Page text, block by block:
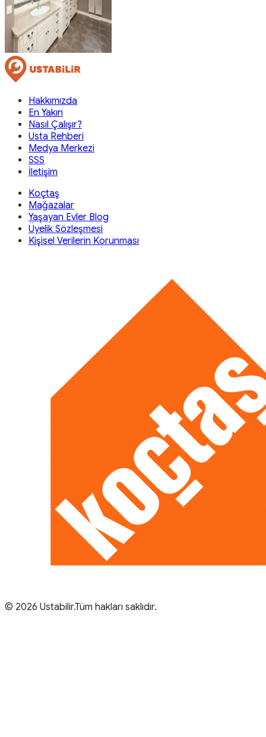
Hakkımızda
En Yakın
Nasıl Çalışır?
Usta Rehberi
Medya Merkezi
SSS
İletişim
Koçtaş
Mağazalar
Yaşayan Evler Blog
Üyelik Sözleşmesi
Kişisel Verilerin Korunması
© 2026 Ustabilir.Tüm hakları saklıdır.